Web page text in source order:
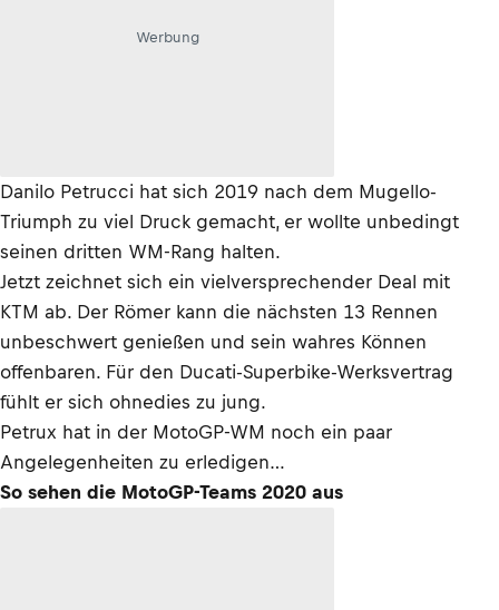
Werbung
Danilo Petrucci hat sich 2019 nach dem Mugello-
Triumph zu viel Druck gemacht, er wollte unbedingt
seinen dritten WM-Rang halten.
Jetzt zeichnet sich ein vielversprechender Deal mit
KTM ab. Der Römer kann die nächsten 13 Rennen
unbeschwert genießen und sein wahres Können
offenbaren. Für den Ducati-Superbike-Werksvertrag
fühlt er sich ohnedies zu jung.
Petrux hat in der MotoGP-WM noch ein paar
Angelegenheiten zu erledigen…
So sehen die MotoGP-Teams 2020 aus